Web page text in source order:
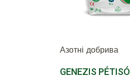
Азотні добрива
GENEZIS PÉTISÓ